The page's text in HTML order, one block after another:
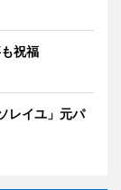
祝福
レイユ」元パ